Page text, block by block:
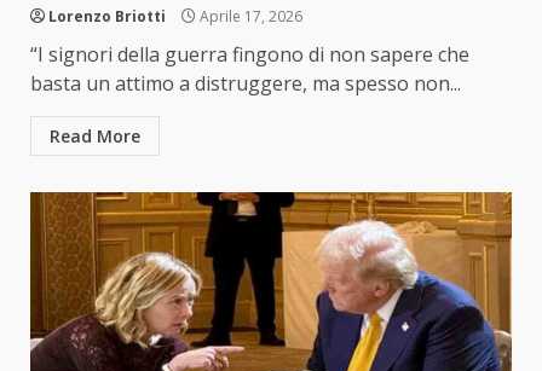
Lorenzo Briotti Aprile 17, 2026
“I signori della guerra fingono di non sapere che
basta un attimo a distruggere, ma spesso non...
Read More